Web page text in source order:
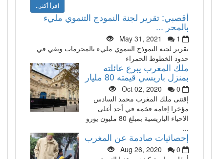
اقرأ أكثر..
أقصبي: تقرير لجنة النمودج التنموي مليء
بالمحر ...
May 31, 2021
1
تقرير لجنة النموذج التنموي مليء بالمحرمات وبقي في
حدود الخطوط الحمراء
ملك المغرب يبرع عائلته
بمنزل باريسي قيمته 80 مليار
Oct 02, 2020
0
إقتنى ملك المغرب محمد السادس
مؤخرا إقامة فخمة في أحد أغلى
الاحياء الباريسية بمبلغ 80 مليون يورو
...
إحصائيات صادمة عن المغرب
Aug 26, 2020
0